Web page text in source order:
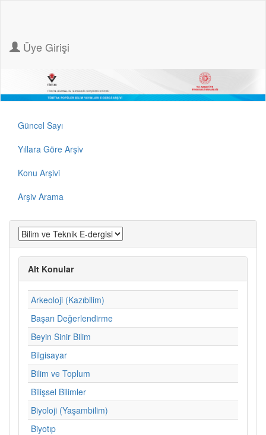
Üye Girişi
Güncel Sayı
Yıllara Göre Arşiv
Konu Arşivi
Arşiv Arama
Alt Konular
Arkeoloji (Kazıbilim)
Başarı Değerlendirme
Beyin Sinir Bilim
Bilgisayar
Bilim ve Toplum
Bilişsel Bilimler
Biyoloji (Yaşambilim)
Biyotıp